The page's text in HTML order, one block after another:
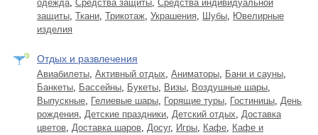
одежда, Средства защиты, Средства индивидуальной
защиты, Ткани, Трикотаж, Украшения, Шубы, Ювелирные
изделия
Отдых и развлечения
Авиабилеты, Активный отдых, Аниматоры, Бани и сауны,
Банкеты, Бассейны, Букеты, Визы, Воздушные шары,
Выпускные, Гелиевые шары, Горящие туры, Гостиницы, День
рождения, Детские праздники, Детский отдых, Доставка
цветов, Доставка шаров, Досуг, Игры, Кафе, Кафе и